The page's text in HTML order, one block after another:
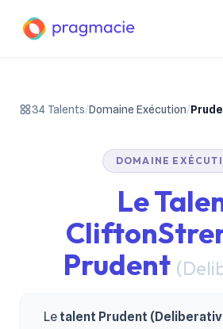
34 Talents/Domaine Exécution/
DOMAINE
Le
Prudent
Le talent Prudent